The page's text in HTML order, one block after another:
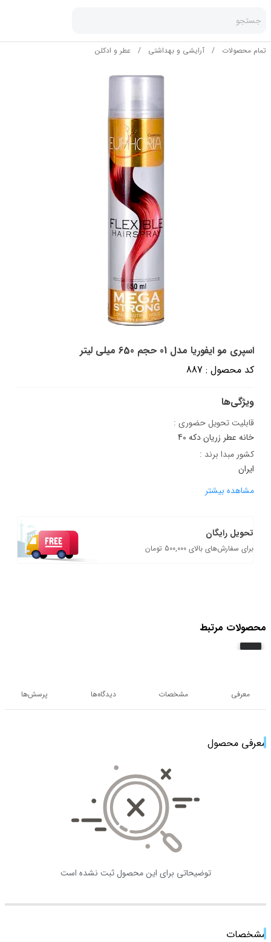
جستجو
تمام محصولات / آرایشی و بهداشتی / عطر و ادکلن
اسپری مو ایفوریا مدل 01 حجم 650 میلی لیتر
کد محصول : 887
ویژگی‌ها
قابلیت تحویل حضوری :
خانه عطر زریان دکه 40
کشور مبدا برند :
ایران
مشاهده بیشتر
تحویل رایگان
برای سفارش‌های بالای 500,000 تومان
محصولات مرتبط
معرفی مشخصات دیدگاه‌ها پرسش‌ها
معرفی محصول
توضیحاتی برای این محصول ثبت نشده است
مشخصات